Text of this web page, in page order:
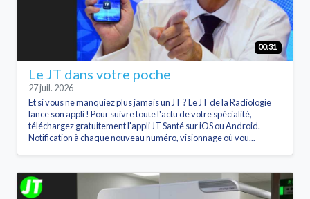
00:31
Le JT dans votre poche
27 juil. 2026
Et si vous ne manquiez plus jamais un JT ? Le JT de la Radiologie
lance son appli ! Pour suivre toute l'actu de votre spécialité,
téléchargez gratuitement l'appli JT Santé sur iOS ou Android.
Notification à chaque nouveau numéro, visionnage où vou...